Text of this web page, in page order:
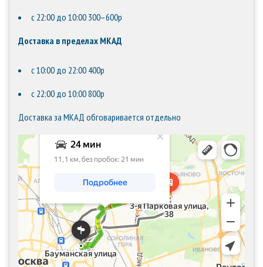
с 22:00 до 10:00 300–600р
Доставка в пределах МКАД
с 10:00 до 22:00 400р
с 22:00 до 10:00 800р
Доставка за МКАД обговаривается отдельно